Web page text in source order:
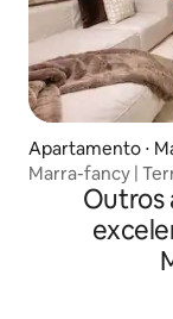
Apartamento ⋅
Marra-fancy |
Outros